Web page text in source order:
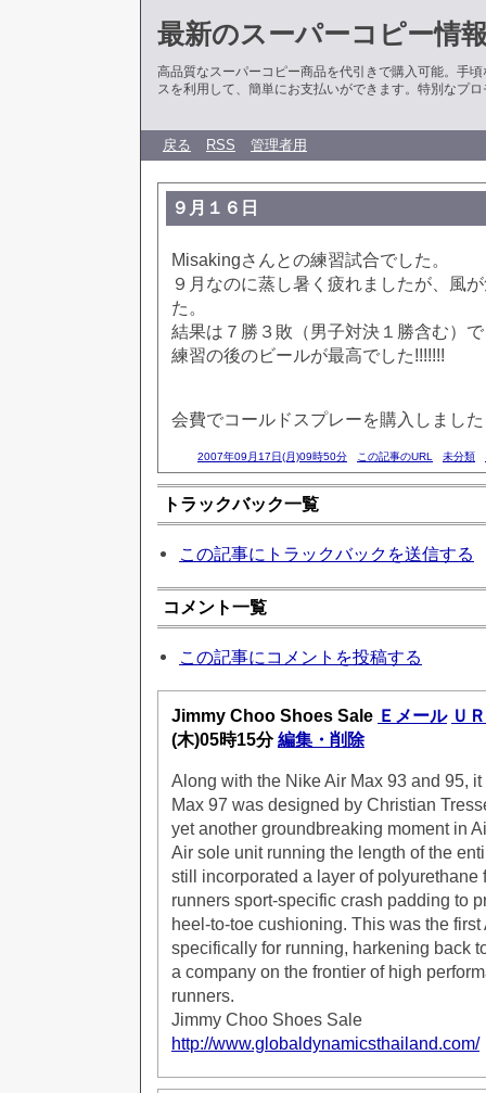
最新のスーパーコピー情
高品質なスーパーコピー商品を代引きで購入可能。手
スを利用して、簡単にお支払いができます。特別なプ
戻る RSS 管理者用
９月１６日
Misakingさんとの練習試合でした。
９月なのに蒸し暑く疲れましたが、風
た。
結果は７勝３敗（男子対決１勝含む）
練習の後のビールが最高でした!!!!!!!
会費でコールドスプレーを購入しました
2007年09月17日(月)09時50分 この記事のURL 未分類
トラックバック一覧
この記事にトラックバックを送信する
コメント一覧
この記事にコメントを投稿する
Jimmy Choo Shoes Sale Ｅメール Ｕ
(木)05時15分編集・削除
Along with the Nike Air Max 93 and 95,
Max 97 was designed by Christian
yet another groundbreaking moment in
Air sole unit running the length of the
still incorporated a layer of polyurethane
runners sport-specific crash padding to
heel-to-toe cushioning. This was the
specifically for running, harkening back
a company on the frontier of high
runners.
Jimmy Choo Shoes Sale
http://www.globaldynamicsthailand.com/